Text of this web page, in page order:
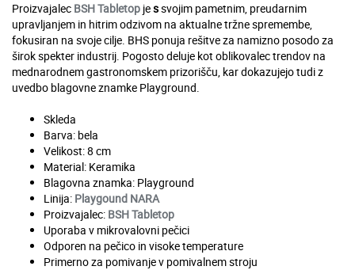
Proizvajalec BSH Tabletop jessvojim pametnim, preudarnim
upravljanjem in hitrim odzivom na aktualne tržne spremembe,
fokusiran na svoje cilje. BHS ponuja rešitve za namizno posodo za
širok spekter industrij. Pogosto deluje kot oblikovalec trendov na
mednarodnem gastronomskem prizorišču, kar dokazujejo tudi z
uvedbo blagovne znamke Playground.
Skleda
Barva: bela
Velikost: 8 cm
Material: Keramika
Blagovna znamka: Playground
Linija: Playgound NARA
Proizvajalec: BSH Tabletop
Uporaba v mikrovalovni pečici
Odporen na pečico in visoke temperature
Primerno za pomivanje v pomivalnem stroju